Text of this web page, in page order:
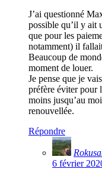
J’ai questionné
possible qu’il y ait
que pour les
notamment) il
Beaucoup de
moment de louer.
Je pense que je
préfère éviter pour
moins jusqu’au
renouvellée.
Répondre
6 février